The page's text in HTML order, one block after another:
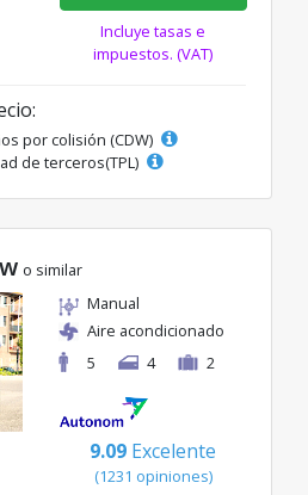
Incluye tasas e
impuestos. (VAT)
por colisión (CDW)
de terceros(TPL)
o similar
Manual
Aire acondicionado
5
4 2
9.09 Excelente
(1231 opiniones)